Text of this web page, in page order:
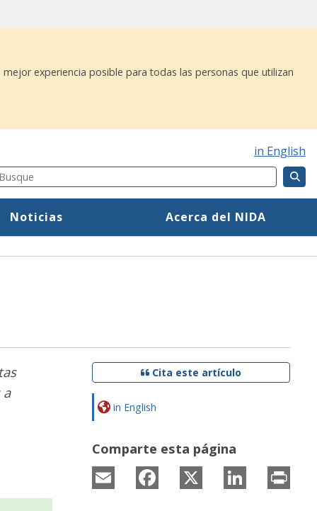
experiencia posible para todas las personas que utilizan
in English
Spanish Mega Menu
Noticias Acerca del NIDA
Cita este artículo
in English
Comparte esta página
Email
Facebook LinkedIn